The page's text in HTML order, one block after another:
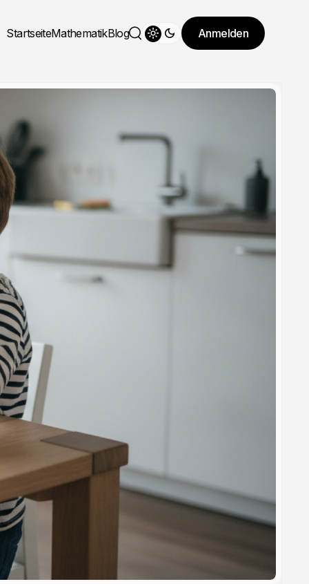
StartseiteMathematikBlog
Theme wechseln
Anmelden